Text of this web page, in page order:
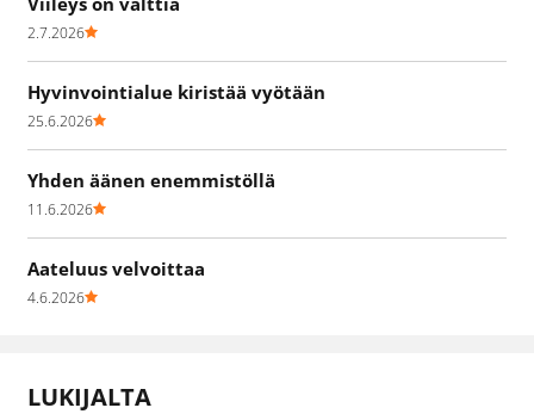
2.7.2026
Hyvinvointialue kiristää vyötään
25.6.2026
Yhden äänen enemmistöllä
11.6.2026
Aateluus velvoittaa
4.6.2026
LUKIJALTA